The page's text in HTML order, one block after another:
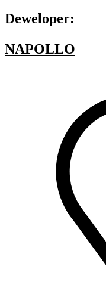
Deweloper:
NAPOLLO